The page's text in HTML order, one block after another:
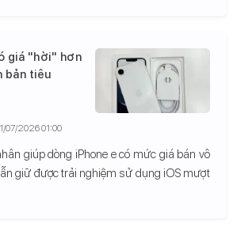
giá "hời" hơn
bản tiêu
giúp dòng iPhone e có mức giá bán vô
giữ được trải nghiệm sử dụng iOS mượt
07/2026 01:00